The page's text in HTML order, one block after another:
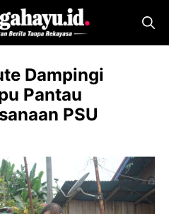
Dampingi
Pantau
PSU